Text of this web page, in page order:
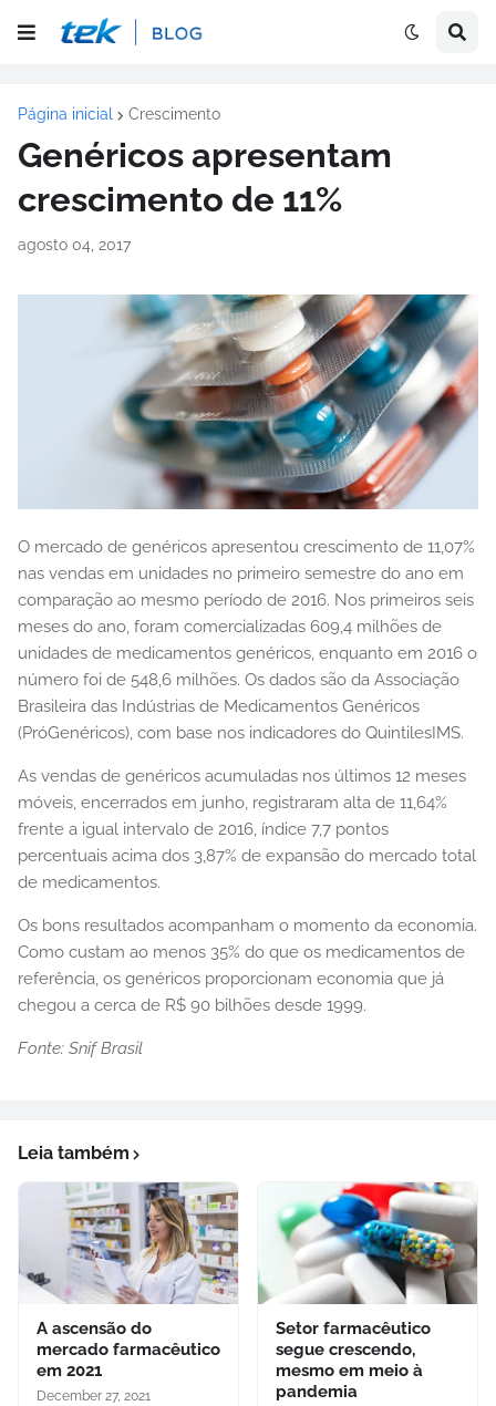
Página inicial Crescimento
Genéricos apresentam
crescimento de 11%
agosto 04, 2017
O mercado de genéricos apresentou crescimento de 11,07%
nas vendas em unidades no primeiro semestre do ano em
comparação ao mesmo período de 2016. Nos primeiros seis
meses do ano, foram comercializadas 609,4 milhões de
unidades de medicamentos genéricos, enquanto em 2016 o
número foi de 548,6 milhões. Os dados são da Associação
Brasileira das Indústrias de Medicamentos Genéricos
(PróGenéricos), com base nos indicadores do QuintilesIMS.
As vendas de genéricos acumuladas nos últimos 12 meses
móveis, encerrados em junho, registraram alta de 11,64%
frente a igual intervalo de 2016, índice 7,7 pontos
percentuais acima dos 3,87% de expansão do mercado total
de medicamentos.
Os bons resultados acompanham o momento da economia.
Como custam ao menos 35% do que os medicamentos de
referência, os genéricos proporcionam economia que já
chegou a cerca de R$ 90 bilhões desde 1999.
Fonte: Snif Brasil
Leia também
A ascensão do
mercado farmacêutico
em 2021
December 27, 2021
Setor farmacêutico
segue crescendo,
mesmo em meio à
pandemia